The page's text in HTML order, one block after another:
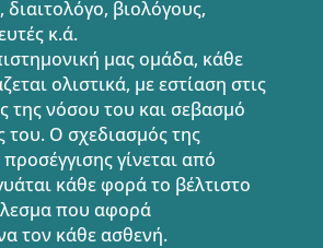
βιολόγους,
κ.ά.
μας ομάδα, κάθε
ολιστικά, με εστίαση στις
της νόσου του και σεβασμό
του. Ο σχεδιασμός της
γίνεται από
κάθε φορά το βέλτιστο
που αφορά
τον κάθε ασθενή.